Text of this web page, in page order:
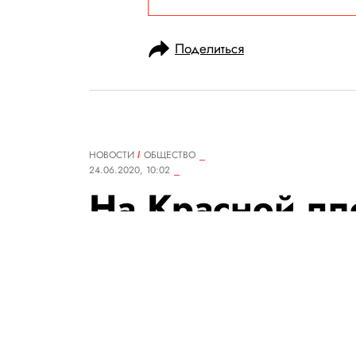
Поделиться
НОВОСТИ
ОБЩЕСТВО
24.06.2020, 10:02
На Красной